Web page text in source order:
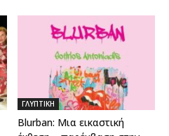
ΓΛΥΠΤΙΚΗ
Blurban: Μια εικαστική